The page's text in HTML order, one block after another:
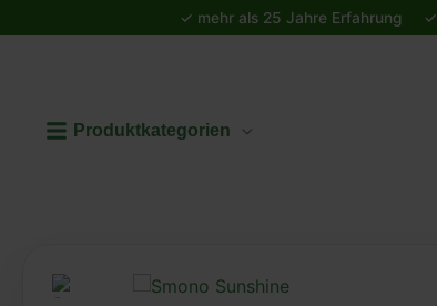
Produktkategorien